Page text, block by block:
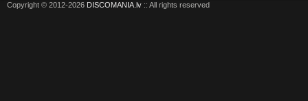
Copyright © 2012-2026 DISCOMANIA.lv :: All rights reserved